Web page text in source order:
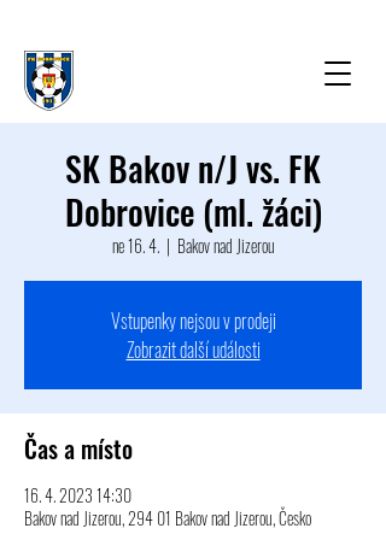
SK Bakov n/J vs. FK
Dobrovice (ml. žáci)
ne 16. 4.
  |
Bakov nad Jizerou
Vstupenky nejsou v prodeji
Zobrazit další události
Čas a místo
16. 4. 2023 14:30
Bakov nad Jizerou, 294 01 Bakov nad Jizerou, Česko